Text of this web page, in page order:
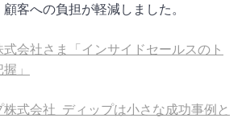
客への負担が軽減しました。
式会社さま「インサイドセールスのト
」
式会社 ディップは小さな成功事例と